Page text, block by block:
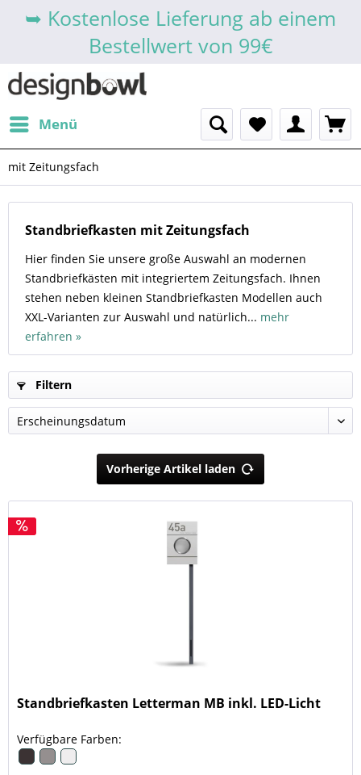
➥ Kostenlose Lieferung ab einem
Bestellwert von 99€
Menü
mit Zeitungsfach
Standbriefkasten mit Zeitungsfach
Hier finden Sie unsere große Auswahl an modernen
Standbriefkästen mit integriertem Zeitungsfach. Ihnen
stehen neben kleinen Standbriefkasten Modellen auch
XXL-Varianten zur Auswahl und natürlich... mehr
erfahren »
Filtern
Vorherige Artikel laden
Standbriefkasten Letterman MB inkl. LED-Licht
Verfügbare Farben: